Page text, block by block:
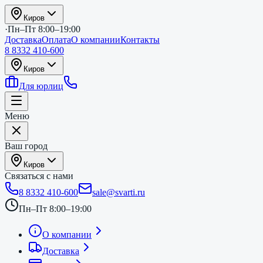
Киров
·Пн–Пт 8:00–19:00
ДоставкаОплатаО компанииКонтакты
8 8332 410-600
Киров
Для юрлиц
Меню
Ваш город
Киров
Связаться с нами
8 8332 410-600
sale@svarti.ru
Пн–Пт 8:00–19:00
О компании
Доставка